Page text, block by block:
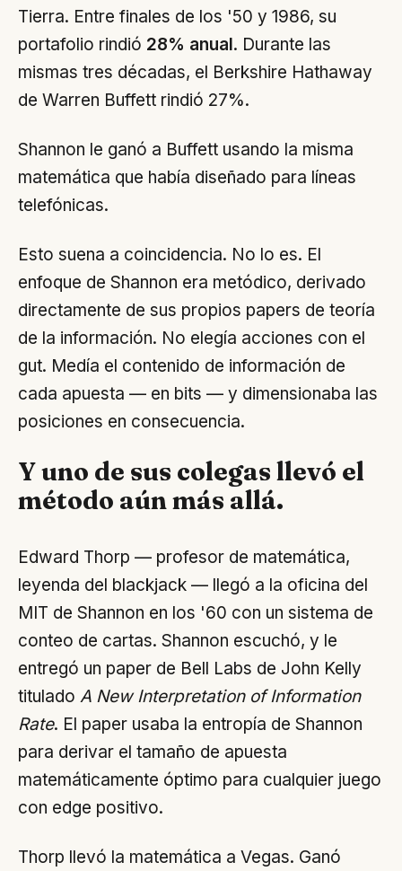
Tierra. Entre finales de los '50 y 1986, su
portafolio rindió 28% anual. Durante las
mismas tres décadas, el Berkshire Hathaway
de Warren Buffett rindió 27%.
Shannon le ganó a Buffett usando la misma
matemática que había diseñado para líneas
telefónicas.
Esto suena a coincidencia. No lo es. El
enfoque de Shannon era metódico, derivado
directamente de sus propios papers de teoría
de la información. No elegía acciones con el
gut. Medía el contenido de información de
cada apuesta — en bits — y dimensionaba las
posiciones en consecuencia.
Y uno de sus colegas llevó el
método aún más allá.
Edward Thorp — profesor de matemática,
leyenda del blackjack — llegó a la oficina del
MIT de Shannon en los '60 con un sistema de
conteo de cartas. Shannon escuchó, y le
entregó un paper de Bell Labs de John Kelly
titulado A New Interpretation of Information
Rate. El paper usaba la entropía de Shannon
para derivar el tamaño de apuesta
matemáticamente óptimo para cualquier juego
con edge positivo.
Thorp llevó la matemática a Vegas. Ganó